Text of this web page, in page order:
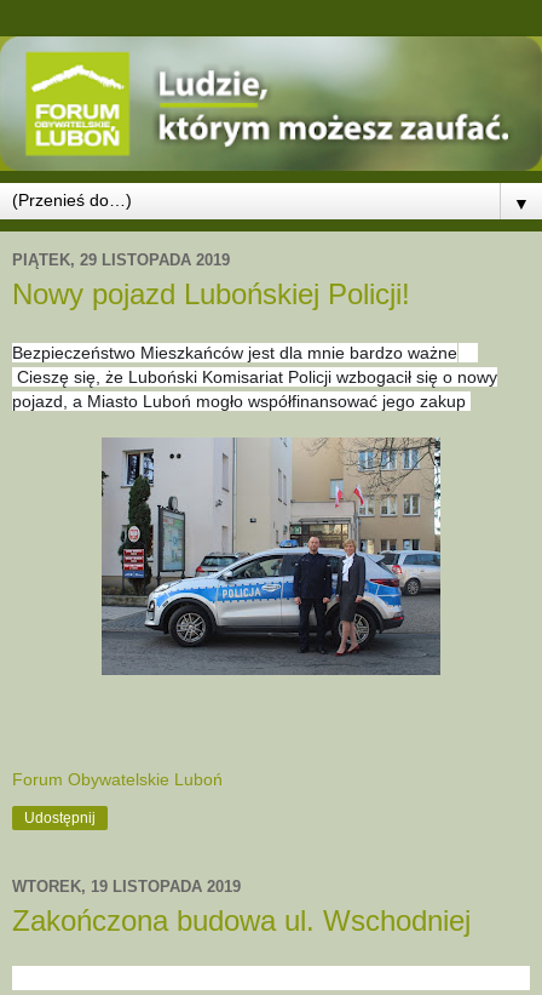
▼
PIĄTEK, 29 LISTOPADA 2019
Nowy pojazd Lubońskiej Policji!
Bezpieczeństwo Mieszkańców jest dla mnie bardzo ważne
Cieszę się, że Luboński Komisariat Policji wzbogacił się o nowy
pojazd, a Miasto Luboń mogło współfinansować jego zakup
Forum Obywatelskie Luboń
Udostępnij
WTOREK, 19 LISTOPADA 2019
Zakończona budowa ul. Wschodniej